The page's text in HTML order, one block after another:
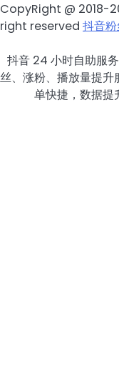
CopyRight @
right reserved 抖音
抖音 24 小时自助服
丝、涨粉、播放量提
单快捷，数据提